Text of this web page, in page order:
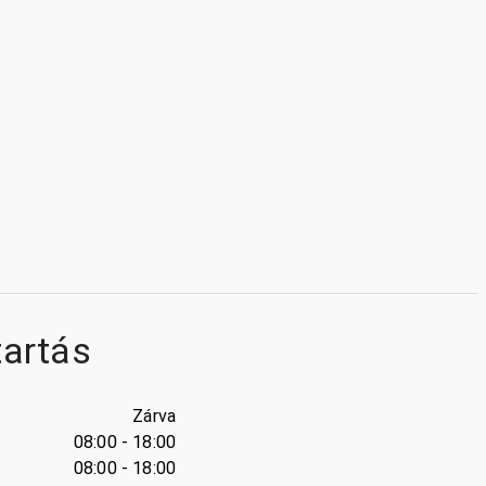
Zárva
08:00 - 18:00
08:00 - 18:00